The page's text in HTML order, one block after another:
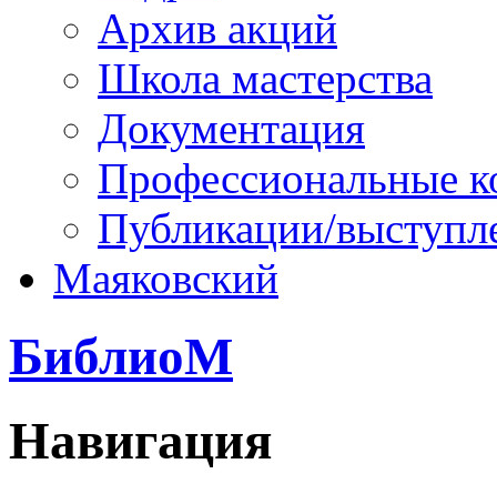
Архив акций
Школа мастерства
Документация
Профессиональные
Публикации/
Маяковский
БиблиоМ
Навигация